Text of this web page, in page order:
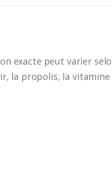
exacte peut varier
la propolis, la vitamine